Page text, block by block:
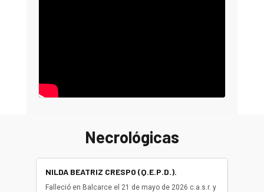
Necrológicas
NILDA BEATRIZ CRESPO (Q.E.P.D.).
Falleció en Balcarce el 21 de mayo de 2026 c.a.s.r. y